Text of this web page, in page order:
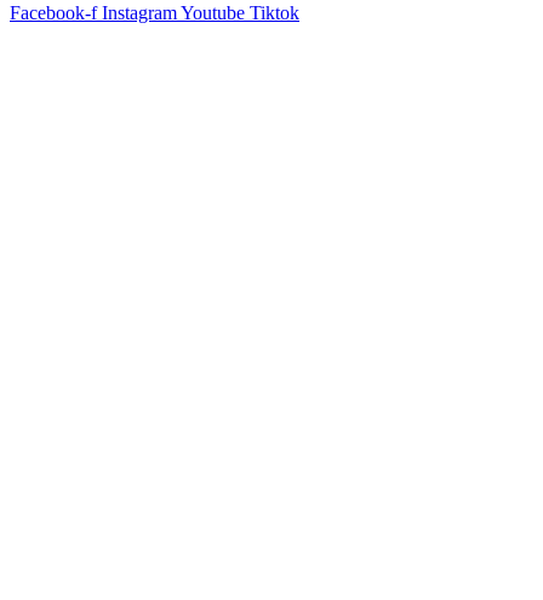
Facebook-f InstagramYoutube Tiktok